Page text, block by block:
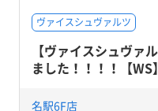
ヴァイスシュヴァルツ
【ヴァイスシュヴァ
ました！！！！【WS】
名駅6F店